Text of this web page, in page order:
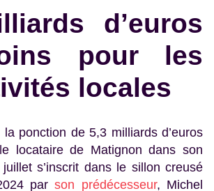
d’euros
pour les
locales
ponction de 5,3 milliards d’euros
locataire de Matignon dans son
s’inscrit dans le sillon creusé
par son prédécesseur, Michel